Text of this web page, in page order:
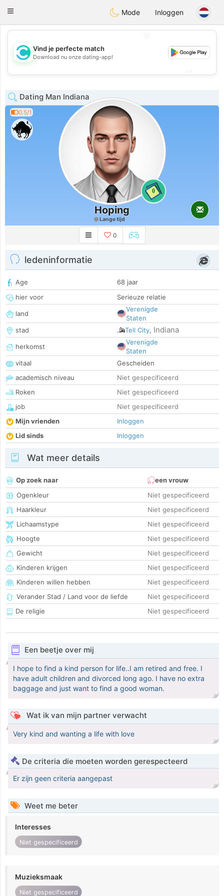
olombiaCitas
Toggle
Mode Inloggen
💖
💕
Vind je perfecte match
Download nu onze dating-app!
Dating Man Indiana
0.5/1
0
Hoping
Lange tijd
0
ledeninformatie
Age
68 jaar
hier voor
Serieuze relatie
land
Verenigde
Staten
stad
Tell City, Indiana
herkomst
Verenigde
Staten
vitaal
Gescheiden
academisch niveau
Niet gespecificeerd
Roken
Niet gespecificeerd
job
Niet gespecificeerd
Mijn vrienden
Inloggen
Lid sinds
Inloggen
Wat meer details
Op zoek naar
een vrouw
Ogenkleur
Niet gespecificeerd
Haarkleur
Niet gespecificeerd
Lichaamstype
Niet gespecificeerd
Hoogte
Niet gespecificeerd
Gewicht
Niet gespecificeerd
Kinderen krijgen
Niet gespecificeerd
Kinderen willen hebben
Niet gespecificeerd
Verander Stad / Land voor de liefde
Niet gespecificeerd
De religie
Niet gespecificeerd
Een beetje over mij
I hope to find a kind person for life..I am retired and free. I
have adult children and divorced long ago. I have no extra
baggage and just want to find a good woman.
Wat ik van mijn partner verwacht
Very kind and wanting a life with love
De criteria die moeten worden gerespecteerd
Er zijn geen criteria aangepast
Weet me beter
Interesses
Niet gespecificeerd
Muzieksmaak
Niet gespecificeerd